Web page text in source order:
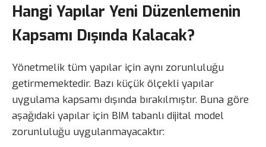
Hangi Yapılar Yeni Düzenlemenin
Kapsamı Dışında Kalacak?
Yönetmelik tüm yapılar için aynı zorunluluğu
getirmemektedir. Bazı küçük ölçekli yapılar
uygulama kapsamı dışında bırakılmıştır. Buna göre
aşağıdaki yapılar için BIM tabanlı dijital model
zorunluluğu uygulanmayacaktır: